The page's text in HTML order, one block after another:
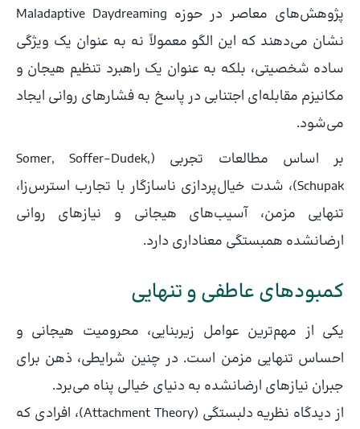
پژوهش‌های معاصر در حوزه Maladaptive Daydreaming
نشان می‌دهند که این الگو معمولاً نه به عنوان یک ویژگی
ساده شخصیتی، بلکه به عنوان یک راهبرد تنظیم هیجان و
مکانیزم مقابله‌ای اجتنابی در پاسخ به فشارهای روانی ایجاد
می‌شود.
بر اساس مطالعات تجربی (Somer, Soffer-Dudek,
Schupak)، شدت خیال‌پردازی ناسازگار با تجارب استرس‌زا،
تنهایی مزمن، آسیب‌های هیجانی و نیازهای روانی
ارضانشده همبستگی معناداری دارد.
کمبودهای عاطفی و تنهایی
یکی از مهم‌ترین عوامل زیربنایی، محرومیت هیجانی و
احساس تنهایی مزمن است. در چنین شرایطی، ذهن برای
جبران نیازهای ارضانشده به دنیای خیالی پناه می‌برد.
از دیدگاه نظریه دلبستگی (Attachment Theory)، افرادی که